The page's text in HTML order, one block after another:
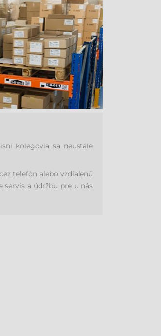
kolegovia sa neustále
telefón alebo vzdialenú
servis a údržbu pre u nás